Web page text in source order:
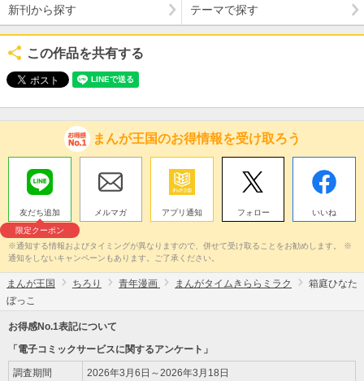
新刊から探す テーマで探す
この作品を共有する
まんが王国のお得情報を受け取ろう
友だち追加
限定クーポン
メルマガ アプリ通知 フォロー いいね
※通知する情報およびタイミングが異なりますので、併せて受け取ることをお勧めします。 ※
通知をしないキャンペーンもあります。ご了承ください。
まんが王国 ちろり 青年漫画 まんがタイムきららミラク
箱庭ひなた
ぼっこ
お得感No.1表記について
「電子コミックサービスに関するアンケート」
調査期間 2026年3月6日～2026年3月18日